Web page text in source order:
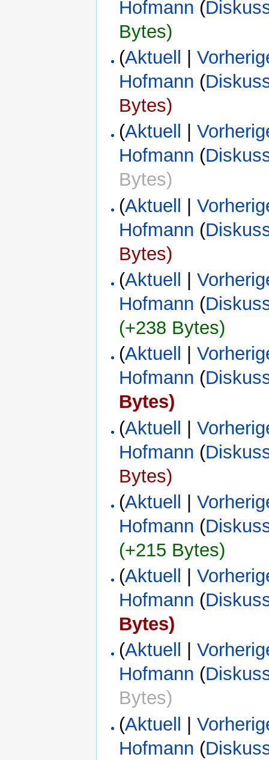
Hofmann (
Bytes)
(Aktuell |
Hofmann (
Bytes)
(Aktuell |
Hofmann (
Bytes)
(Aktuell |
Hofmann (
Bytes)
(Aktuell |
Hofmann (
(+238 Bytes)
(Aktuell |
Hofmann (
Bytes)
(Aktuell |
Hofmann (
Bytes)
(Aktuell |
Hofmann (
(+215 Bytes)
(Aktuell |
Hofmann (
Bytes)
(Aktuell |
Hofmann (
Bytes)
(Aktuell |
Hofmann (